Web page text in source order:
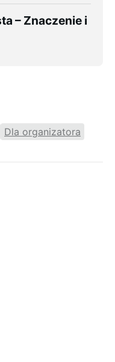
– Znaczenie i
Dla organizatora